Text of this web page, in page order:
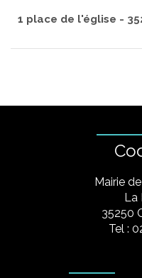
1 place de l'église -
Mairie
La
35250
Tel :